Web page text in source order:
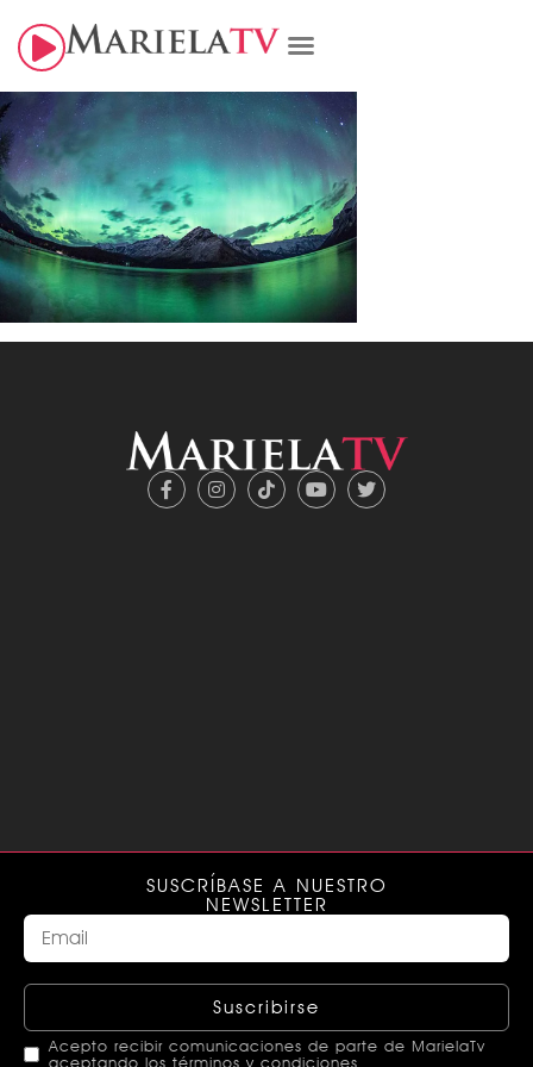
SUSCRÍBASE A NUESTRO
NEWSLETTER
Suscribirse
Acepto recibir comunicaciones de parte de MarielaTv
aceptando los términos y condiciones